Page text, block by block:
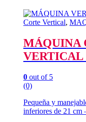
pueden
elegir
la
página
de
producto
Corte Vertical,
MÁQUINA
VERTICAL
0 out of 5
(0)
Pequeña y
inferiores de 21